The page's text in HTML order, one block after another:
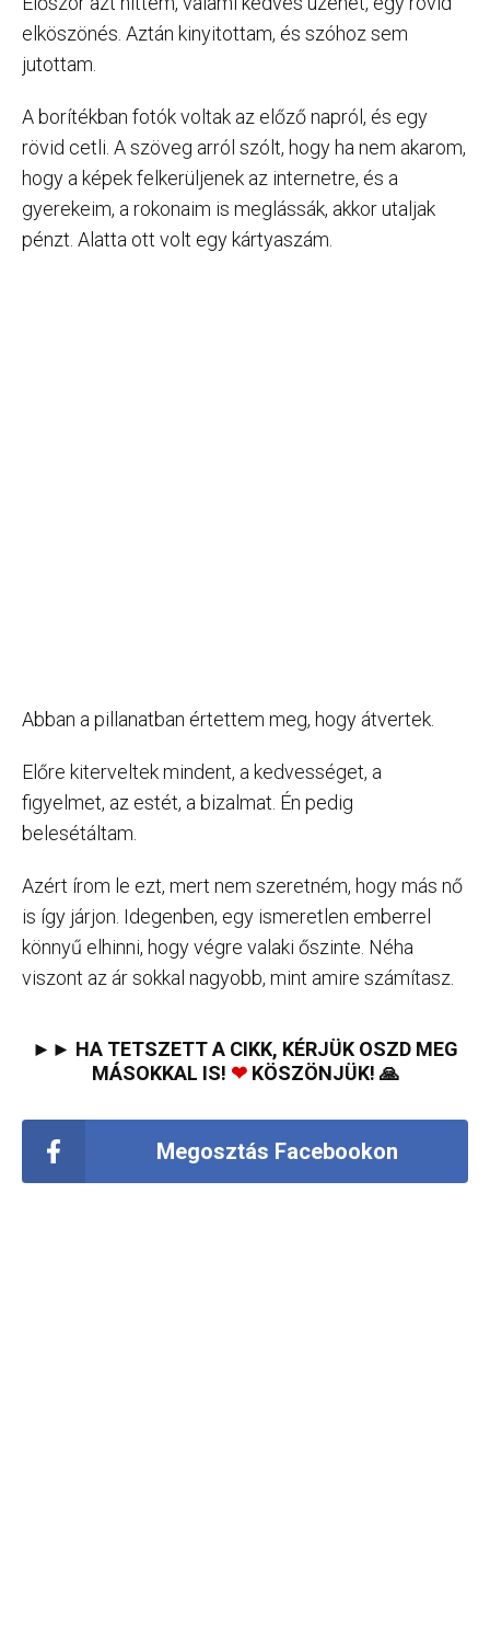
elköszönés. Aztán kinyitottam, és szóhoz sem
jutottam.
A borítékban fotók voltak az előző napról, és egy
rövid cetli. A szöveg arról szólt, hogy ha nem akarom,
hogy a képek felkerüljenek az internetre, és a
gyerekeim, a rokonaim is meglássák, akkor utaljak
pénzt. Alatta ott volt egy kártyaszám.
Abban a pillanatban értettem meg, hogy átvertek.
Előre kiterveltek mindent, a kedvességet, a
figyelmet, az estét, a bizalmat. Én pedig
belesétáltam.
Azért írom le ezt, mert nem szeretném, hogy más nő
is így járjon. Idegenben, egy ismeretlen emberrel
könnyű elhinni, hogy végre valaki őszinte. Néha
viszont az ár sokkal nagyobb, mint amire számítasz.
►► HA TETSZETT A CIKK, KÉRJÜK OSZD MEG
MÁSOKKAL IS! ❤KÖSZÖNJÜK! 🙏
Megosztás Facebookon